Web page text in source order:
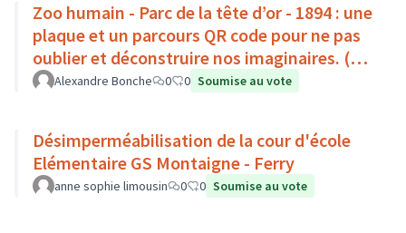
Zoo humain - Parc de la tête d’or - 1894 : une
plaque et un parcours QR code pour ne pas
oublier et déconstruire nos imaginaires. (Par
Africa50)
Alexandre Bonche 0 0 Soumise au vote
Désimperméabilisation de la cour d'école
Elémentaire GS Montaigne - Ferry
anne sophie limousin 0 0 Soumise au vote